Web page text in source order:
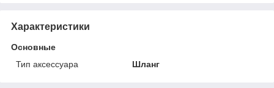
Характеристики
Основные
Тип аксессуара
Шланг